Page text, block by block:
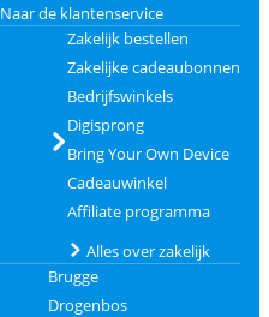
Naar de klantenservice
Zakelijk bestellen
Zakelijke cadeaubonnen
Bedrijfswinkels
Digisprong
Bring Your Own Device
Cadeauwinkel
Affiliate programma
Alles over zakelijk
Brugge
Drogenbos